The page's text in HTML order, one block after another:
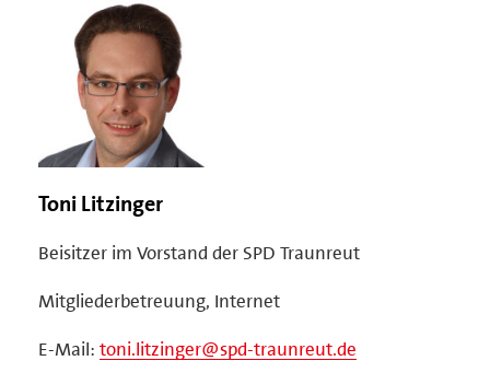
Toni Litzinger
Beisitzer im Vorstand der SPD Traunreut
Mitgliederbetreuung, Internet
E-Mail: toni.litzinger@spd-traunreut.de